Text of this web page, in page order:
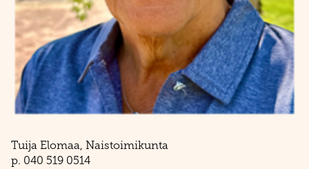
Tuija Elomaa, Naistoimikunta
​​​​​​​p. 040 519 0514